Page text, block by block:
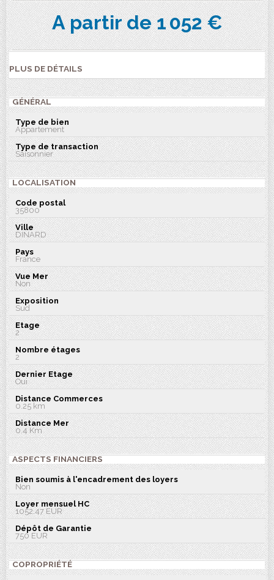
A partir de 1 052 €
PLUS DE DÉTAILS
GÉNÉRAL
Type de bien
Appartement
Type de transaction
Saisonnier
LOCALISATION
Code postal
35800
Ville
DINARD
Pays
France
Vue Mer
Non
Exposition
Sud
Etage
2
Nombre étages
2
Dernier Etage
Oui
Distance Commerces
0.25 km
Distance Mer
0.4 Km
ASPECTS FINANCIERS
Bien soumis à l'encadrement des loyers
Non
Loyer mensuel HC
1052.47 EUR
Dépôt de Garantie
750 EUR
COPROPRIÉTÉ